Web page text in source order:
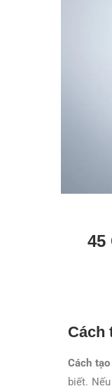
45
Cách
Cách
biết.